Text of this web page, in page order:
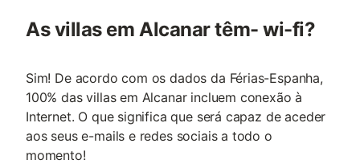
As villas em Alcanar têm- wi-fi?
Sim! De acordo com os dados da Férias-Espanha,
100% das villas em Alcanar incluem conexão à
Internet. O que significa que será capaz de aceder
aos seus e-mails e redes sociais a todo o
momento!